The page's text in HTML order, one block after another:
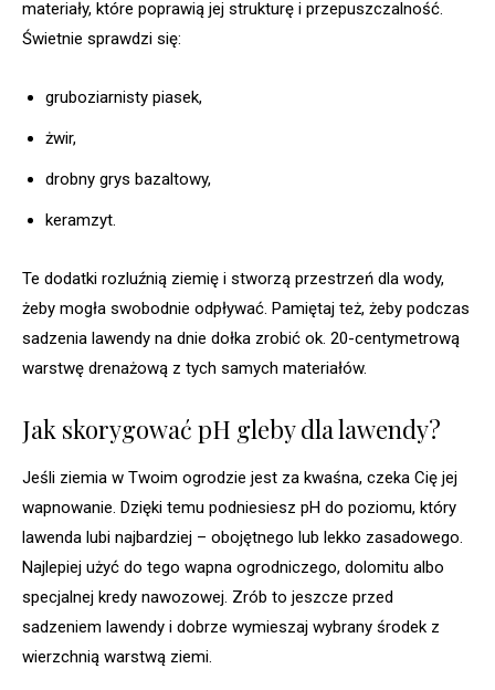
materiały, które poprawią jej strukturę i przepuszczalność.
Świetnie sprawdzi się:
gruboziarnisty piasek,
żwir,
drobny grys bazaltowy,
keramzyt.
Te dodatki rozluźnią ziemię i stworzą przestrzeń dla wody,
żeby mogła swobodnie odpływać. Pamiętaj też, żeby podczas
sadzenia lawendy na dnie dołka zrobić ok. 20-centymetrową
warstwę drenażową z tych samych materiałów.
Jak skorygować pH gleby dla lawendy?
Jeśli ziemia w Twoim ogrodzie jest za kwaśna, czeka Cię jej
wapnowanie. Dzięki temu podniesiesz pH do poziomu, który
lawenda lubi najbardziej – obojętnego lub lekko zasadowego.
Najlepiej użyć do tego wapna ogrodniczego, dolomitu albo
specjalnej kredy nawozowej. Zrób to jeszcze przed
sadzeniem lawendy i dobrze wymieszaj wybrany środek z
wierzchnią warstwą ziemi.